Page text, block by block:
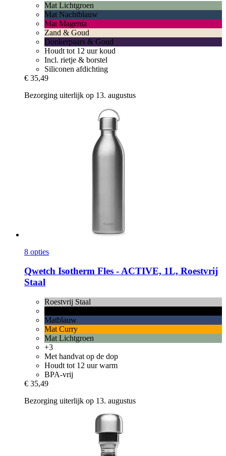
Mat Lichtgroen
Mat Nachtblauw
Mat Magenta
Zand & Goud
Donkerpaars & Goud
Houdt tot 12 uur koud
Incl. rietje & borstel
Siliconen afdichting
€ 35,49
Bezorging uiterlijk op 13. augustus
8 opties
Qwetch Isotherm Fles -​ ACTIVE, 1L, Roestvrij
Staal
Roestvrij Staal
Matblauw
Mat Curry
Mat Lichtgroen
+3
Met handvat op de dop
Houdt tot 12 uur warm
BPA-vrij
€ 35,49
Bezorging uiterlijk op 13. augustus